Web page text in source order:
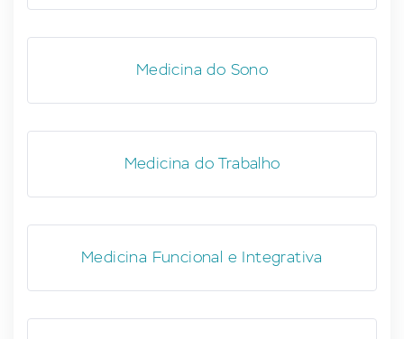
Medicina do Sono
Medicina do Trabalho
Medicina Funcional e Integrativa